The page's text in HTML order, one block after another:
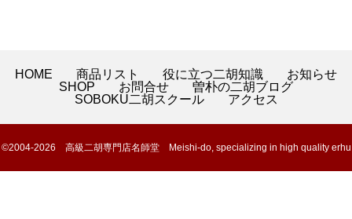
HOME 商品リスト 役に立つ二胡知識
お知らせ
SHOP
お問合せ
曽朴の二胡ブログ
SOBOKU二胡スクール
アクセス
©2004-2026 高級二胡専門店名師堂 Meishi-do, specializing in high quality erhu